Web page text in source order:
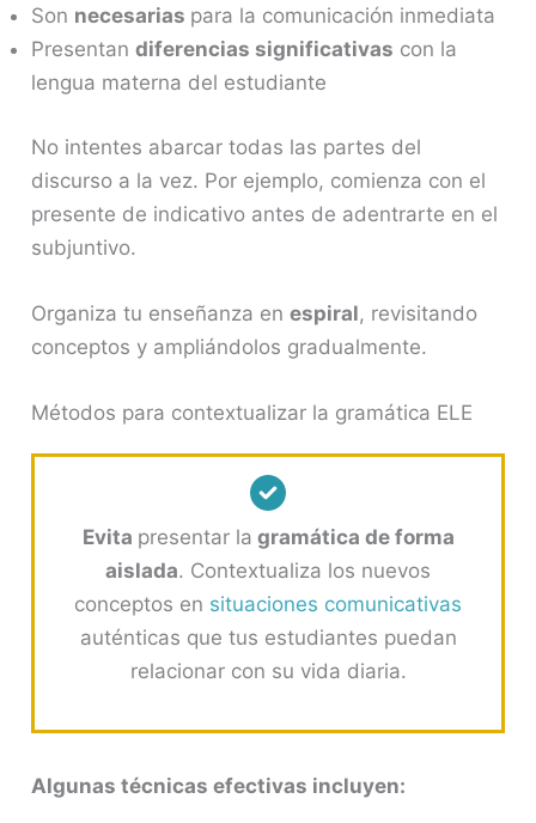
Son necesarias para la comunicación inmediata
Presentandiferencias significativas con la
lengua materna del estudiante
No intentes abarcar todas las partes del
discurso a la vez. Por ejemplo, comienza con el
presente de indicativo antes de adentrarte en el
subjuntivo.
Organiza tu enseñanza enespiral, revisitando
conceptos y ampliándolos gradualmente.
Métodos para contextualizar la gramática ELE
Evita presentar la gramática de forma
aislada. Contextualiza los nuevos
conceptos en situaciones comunicativas
auténticas que tus estudiantes puedan
relacionar con su vida diaria.
Algunas técnicas efectivas incluyen: